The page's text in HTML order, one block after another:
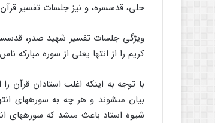
حلى، قدس‏سره، و نیز جلسات تفسیر
ویژگى جلسات تفسیر شهید صدر،
کریم را از انتها یعنى از سوره مبارکه
با توجه به اینکه اغلب استادان قرآن
بیان مى‏شوند و هر چه به سوره‏هاى
شیوه استاد باعث مى‏شد که سوره‏هاى